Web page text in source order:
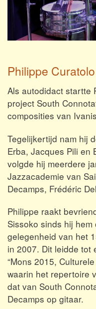
Philippe Curatolo
Als autodidact startte
project South
composities van
Tegelijkertijd nam hij
Erba, Jacques Pili en
volgde hij meerdere
Jazzacademie van
Decamps, Frédéric
Philippe raakt
Sissoko sinds hij
gelegenheid van het
in 2007. Dit leidde tot
“Mons 2015,
waarin het repertoire
dat van South
Decamps op gitaar.